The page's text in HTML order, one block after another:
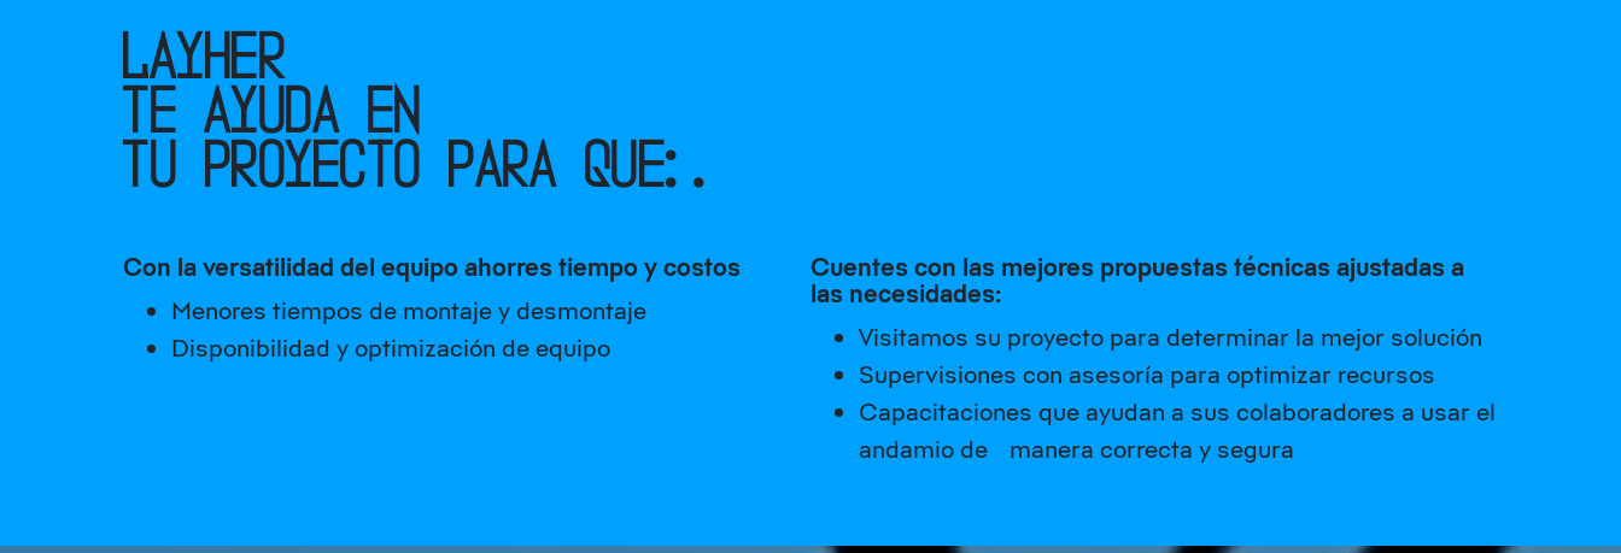
LAYHER
TE AYUDA EN
TU PROYECTO PARA QUE:.
Con la versatilidad del equipo ahorres tiempo y costos
Menores tiempos de montaje y desmontaje
Disponibilidad y optimización de equipo
Cuentes con las mejores propuestas técnicas ajustadas a
las necesidades:
Visitamos su proyecto para determinar la mejor solución
Supervisiones con asesoría para optimizar recursos
Capacitaciones que ayudan a sus colaboradores a usar el
andamio de manera correcta y segura